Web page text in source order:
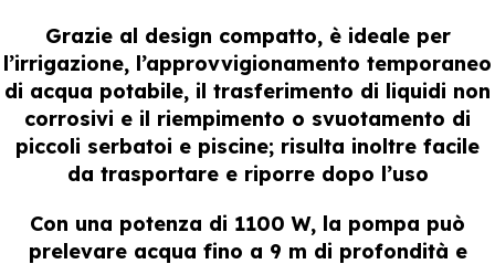
Grazie al design compatto, è ideale per
l’irrigazione, l’approvvigionamento temporaneo
di acqua potabile, il trasferimento di liquidi non
corrosivi e il riempimento o svuotamento di
piccoli serbatoi e piscine; risulta inoltre facile
da trasportare e riporre dopo l’uso
Con una potenza di 1100 W, la pompa può
prelevare acqua fino a 9 m di profondità e